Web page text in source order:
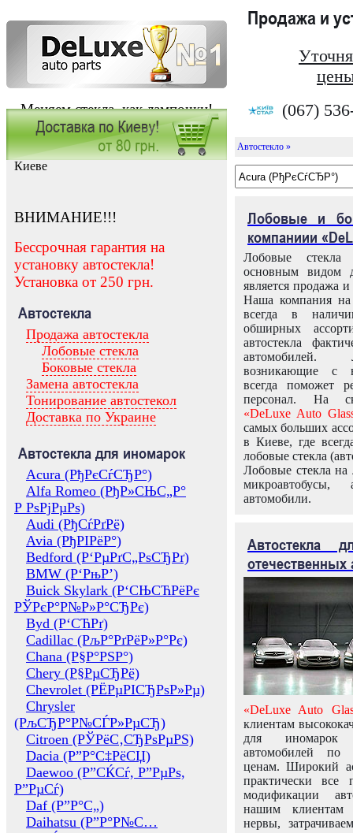
Меняем стекла, как лампочки!
Продажа и
(067)
Заказать установку автостекла в
Киеве
ВНИМАНИЕ!!!
Бессрочная гарантия на
установку автостекла!
Установка от 250 грн.
Автостекла
Продажа автостекла
Лобовые стекла
Боковые стекла
Замена автостекла
Тонирование автостекол
Доставка по Украине
Автостекла для иномарок
Acura (РђРєСѓСЂР°)
Alfa Romeo (РђР»СЊС„Р°
Р РѕРјРµРѕ)
Audi (РђСѓРґРё)
Avia (РђРІРёР°)
Bedford (Р‘РµРґС„РѕСЂРґ)
BMW (Р‘РњР’)
Buick Skylark (Р‘СЊСЋРёРє
РЎРєР°Р№Р»Р°СЂРє)
Byd (Р‘СЋРґ)
Cadillac (РљР°РґРёР»Р°Рє)
Chana (Р§Р°РЅР°)
Chery (Р§РµСЂРё)
Chevrolet (РЁРµРІСЂРѕР»Рµ)
Chrysler
(РљСЂР°Р№СЃР»РµСЂ)
Citroen (РЎРёС‚СЂРѕРµРЅ)
Dacia (Р”Р°С‡РёСЏ)
Daewoo (Р”СЌСѓ, Р”РµРѕ,
Р”РµСѓ)
Daf (Р”Р°С„)
Daihatsu (Р”Р°Р№С…
Автостекло »
Лобовые и
компаниии
Лобовые
основным видом
является продажа и
Наша компания на
всегда в
обширных
автостекла
возникающие с
всегда поможет
персонал. На
«DeLuxe Auto
самых больших
в Киеве, где
лобовые стекла
Лобовые стекла на
микроавтобусы,
автомобили.
Автостекла
отечественных
«DeLuxe Auto
клиентам
для иномарок
автомобилей
ценам. Широкий
практически все
модификации
нашим клиентам
нервы,